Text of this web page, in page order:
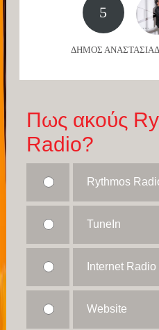
5
ΔΗΜΟΣ
Πως ακούς
Radio?
Rythmos
TuneIn
Internet
Website